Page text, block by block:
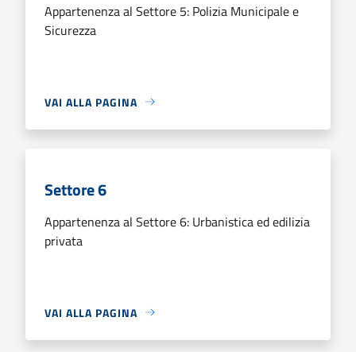
Appartenenza al Settore 5: Polizia Municipale e
Sicurezza
VAI ALLA PAGINA
Settore 6
Appartenenza al Settore 6: Urbanistica ed edilizia
privata
VAI ALLA PAGINA